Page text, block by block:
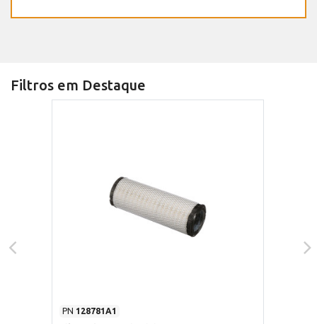
Filtros em Destaque
PN 128781A1